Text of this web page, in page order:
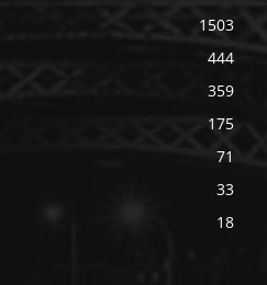
1503
444
359
175
71
33
18